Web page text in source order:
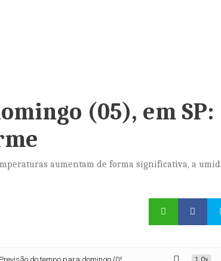
(05), em SP:
aumentam de forma significativa, a